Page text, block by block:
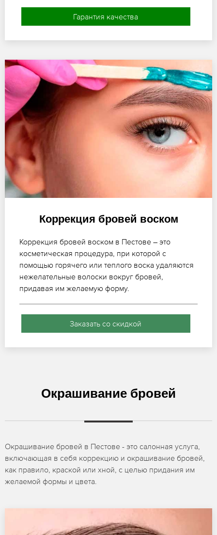
Гарантия качества
Коррекция бровей воском
Коррекция бровей воском в Пестове – это
косметическая процедура, при которой с
помощью горячего или теплого воска удаляются
нежелательные волоски вокруг бровей,
придавая им желаемую форму.
Заказать со скидкой
Окрашивание бровей
Окрашивание бровей в Пестове - это салонная услуга,
включающая в себя коррекцию и окрашивание бровей,
как правило, краской или хной, с целью придания им
желаемой формы и цвета.